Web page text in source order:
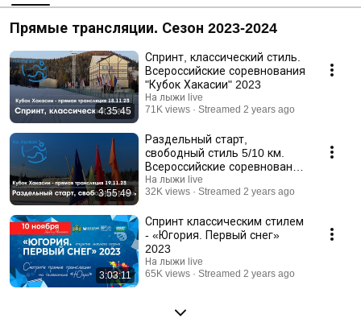
Прямые трансляции. Сезон 2023-2024
4:35:45
Спринт, классический стиль.
Всероссийские соревнования
"Кубок Хакасии" 2023
На лыжи live
71K views
Streamed 2 years ago
3:55:49
Раздельный старт,
свободный стиль 5/10 км.
Всероссийские соревнования
"Кубок Хакасии" 2023
На лыжи live
32K views
Streamed 2 years ago
3:03:11
Спринт классическим стилем
- «Югория. Первый снег»
2023
На лыжи live
65K views
Streamed 2 years ago